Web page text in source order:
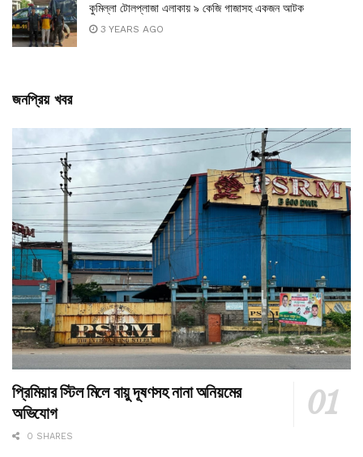
কুমিল্লা টোলপ্লাজা এলাকায় ৯ কেজি গাজাসহ একজন আটক
3 YEARS AGO
জনপ্রিয় খবর
প্রিমিয়ার স্টিল মিলে বায়ু দূষণসহ নানা অনিয়মের
অভিযোগ
0 SHARES